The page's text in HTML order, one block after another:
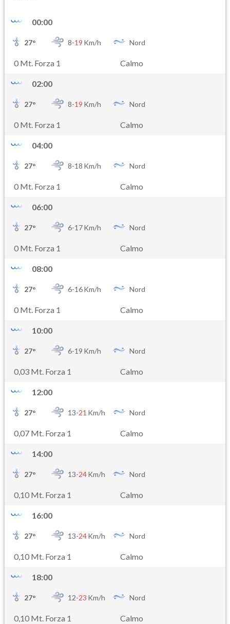
00:00
27° 8-19 Km/h Nord
0 Mt. Forza 1 Calmo
02:00
27° 8-19 Km/h Nord
0 Mt. Forza 1 Calmo
04:00
27° 8-18 Km/h Nord
0 Mt. Forza 1 Calmo
06:00
27° 6-17Km/h Nord
0 Mt. Forza 1 Calmo
08:00
27° 6-16Km/h Nord
0 Mt. Forza 1 Calmo
10:00
27° 6-19 Km/h Nord
0,03 Mt. Forza 1 Calmo
12:00
27° 13-21 Km/h Nord
0,07 Mt. Forza 1 Calmo
14:00
27° 13-24Km/h Nord
0,10 Mt. Forza 1 Calmo
16:00
27° 13-24Km/h Nord
0,10 Mt. Forza 1 Calmo
18:00
27° 12-23 Km/h Nord
0,10 Mt. Forza 1 Calmo